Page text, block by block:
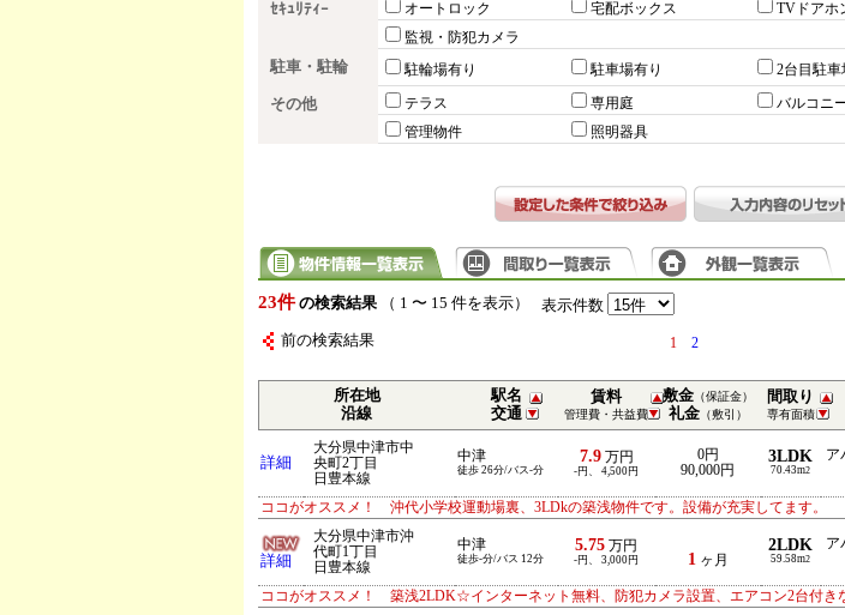
ｾｷｭﾘﾃｨｰ オートロック 宅配ボックス TVドアホ
監視・防犯カメラ
駐車・駐輪 駐輪場有り 駐車場有り 2台目駐車
その他 テラス 専用庭 バルコニ
管理物件
照明器具
23件 の検索結果（ 1 〜 15 件を表示） 表示件数
前の検索結果 1 2
所在地
沿線
駅名
交通
賃料
管理費・共益費
敷金（保証金）
礼金（敷引）
間取り
専有面積
詳細
大分県中津市中
央町2丁目
日豊本線
中津
徒歩 26分/バス-分
7.9万円
-円、 4,500円
0円
90,000円
3LDK
70.43m2
ア
ココがオススメ！ 沖代小学校運動場裏、3LDkの築浅物件です。設備が充実してます。
詳細
大分県中津市沖
代町1丁目
日豊本線
中津
徒歩-分/バス 12分
5.75 万円
-円、 3,000円 1 ヶ月
2LDK
59.58m2
ア
ココがオススメ！ 築浅2LDK☆インターネット無料、防犯カメラ設置、エアコン2台付き